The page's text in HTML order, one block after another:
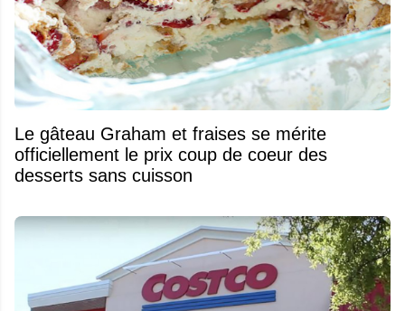
Le gâteau Graham et fraises se mérite
officiellement le prix coup de coeur des
desserts sans cuisson